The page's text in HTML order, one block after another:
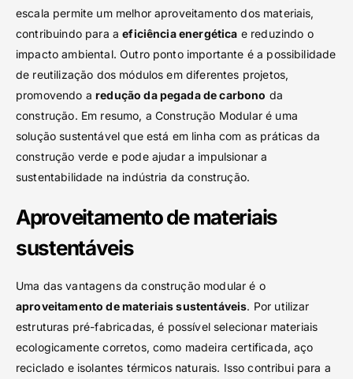
escala permite um melhor aproveitamento dos materiais,
contribuindo para aeficiência energética e reduzindo o
impacto ambiental. Outro ponto importante é a possibilidade
de reutilização dos módulos em diferentes projetos,
promovendo aredução da pegada de carbono da
construção. Em resumo, a Construção Modular é uma
solução sustentável que está em linha com as práticas da
construção verde e pode ajudar a impulsionar a
sustentabilidade na indústria da construção.
Aproveitamento de materiais
sustentáveis
Uma das vantagens da construção modular é o
aproveitamento de materiais sustentáveis. Por utilizar
estruturas pré-fabricadas, é possível selecionar materiais
ecologicamente corretos, como madeira certificada, aço
reciclado e isolantes térmicos naturais. Isso contribui para a